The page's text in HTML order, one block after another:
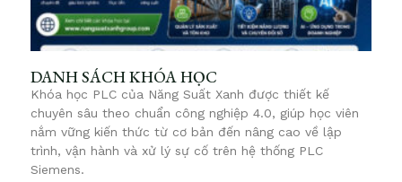
DANH SÁCH KHÓA HỌC
Khóa học PLC của Năng Suất Xanh được thiết kế
chuyên sâu theo chuẩn công nghiệp 4.0, giúp học viên
nắm vững kiến thức từ cơ bản đến nâng cao về lập
trình, vận hành và xử lý sự cố trên hệ thống PLC
Siemens.